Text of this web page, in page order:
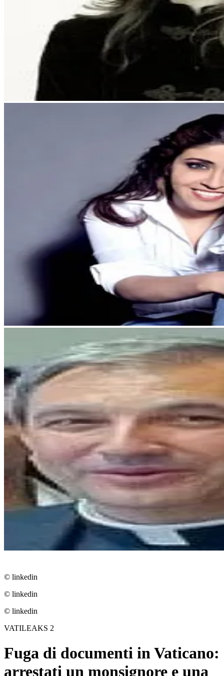
© linkedin
© linkedin
© linkedin
VATILEAKS 2
Fuga di documenti in Vaticano:
arrestati un monsignore e una